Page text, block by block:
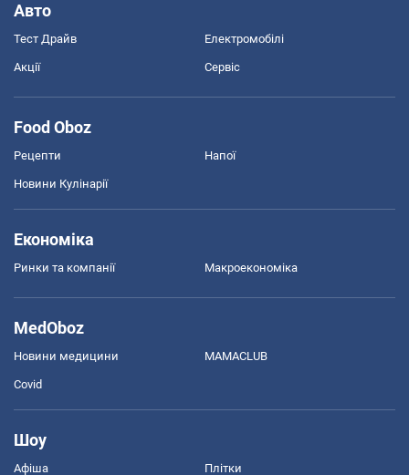
Авто
Тест Драйв Електромобілі
Акції Сервіс
Food Oboz
Рецепти Напої
Новини Кулінарії
Економіка
Ринки та компанії Макроекономіка
MedOboz
Новини медицини MAMACLUB
Covid
Шоу
Афіша Плітки